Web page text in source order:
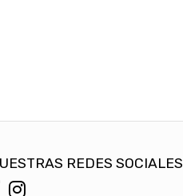
REDES SOCIALES